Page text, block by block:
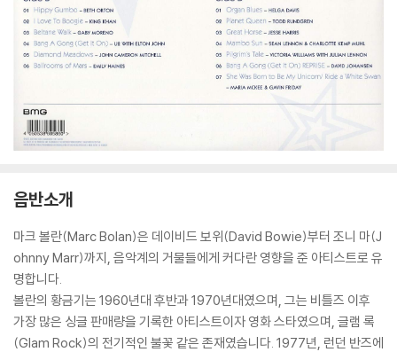
음반소개
마크 볼란(Marc Bolan)은 데이비드 보위(David Bowie)부터 조니 마(J
ohnny Marr)까지, 음악계의 거물들에게 커다란 영향을 준 아티스트로 유
명합니다.
볼란의 황금기는 1960년대 후반과 1970년대였으며, 그는 비틀즈 이후
가장 많은 싱글 판매량을 기록한 아티스트이자 영화 스타였으며, 글램 록
(Glam Rock)의 전기적인 불꽃 같은 존재였습니다. 1977년, 런던 반즈에